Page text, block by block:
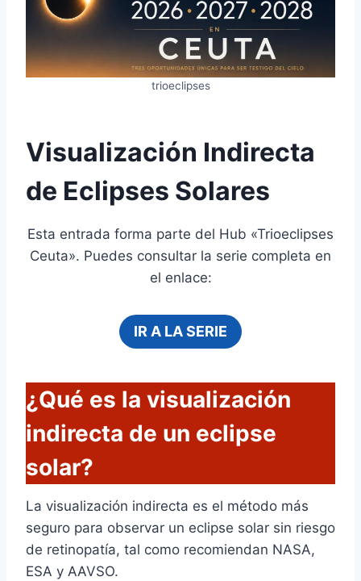
trioeclipses
Visualización Indirecta
de Eclipses Solares
Esta entrada forma parte del Hub «Trioeclipses
Ceuta». Puedes consultar la serie completa en
el enlace:
IR A LA SERIE
¿Qué es la visualización
indirecta de un eclipse
solar?
La visualización indirecta es el método más
seguro para observar un eclipse solar sin riesgo
de retinopatía, tal como recomiendan NASA,
ESA y AAVSO.